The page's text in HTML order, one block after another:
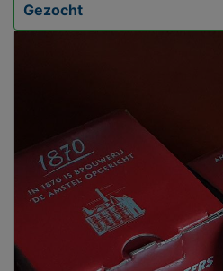
Gezocht